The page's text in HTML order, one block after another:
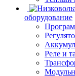
оборудование
Реле и